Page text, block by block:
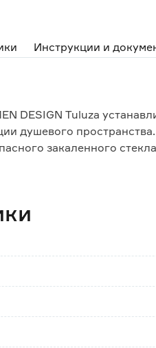
Инструкции и
DESIGN Tuluza
душевого пространства.
закаленного
порошковой
душевым поддоном.
виде в